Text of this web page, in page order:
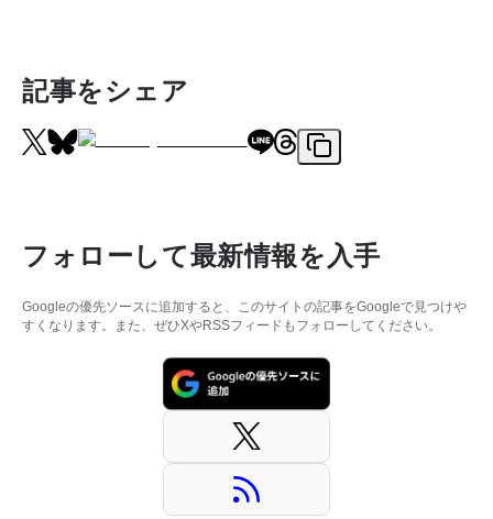
記事をシェア
フォローして最新情報を入手
Googleの優先ソースに追加すると、このサイトの記事をGoogleで見つけや
すくなります。また、ぜひXやRSSフィードもフォローしてください。